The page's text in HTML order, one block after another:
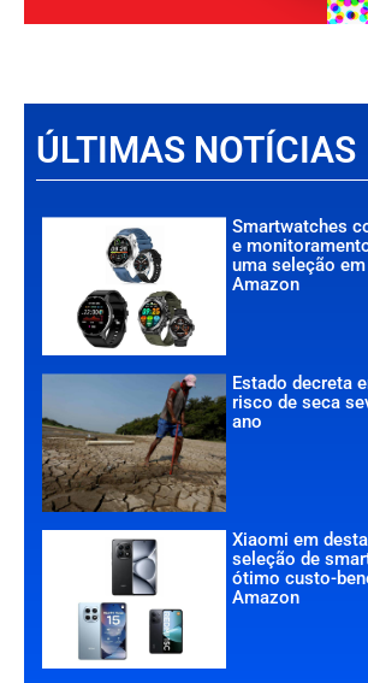
ÚLTIMAS NOTÍCIAS
Smartwatches
e
uma seleção
Amazon
Estado decreta
risco de seca
ano
Xiaomi em
seleção de
ótimo custo-
Amazon